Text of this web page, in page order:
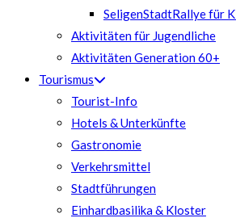
SeligenStadtRallye für
Aktivitäten für Jugendliche
Aktivitäten Generation 60+
Tourismus
Tourist-Info
Hotels & Unterkünfte
Gastronomie
Verkehrsmittel
Stadtführungen
Einhardbasilika & Kloster